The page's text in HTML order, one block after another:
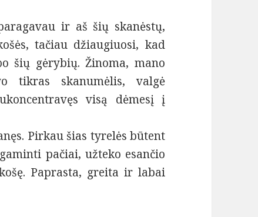
ir aš šių skanėstų,
tačiau džiaugiuosi, kad
šių gėrybių. Žinoma, mano
tikras skanumėlis, valgė
visą dėmesį į
Pirkau šias tyrelės būtent
pačiai, užteko esančio
Paprasta, greita ir labai